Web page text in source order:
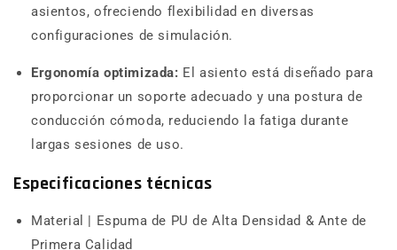
asientos, ofreciendo flexibilidad en diversas
configuraciones de simulación.
Ergonomía optimizada: El asiento está diseñado para
proporcionar un soporte adecuado y una postura de
conducción cómoda, reduciendo la fatiga durante
largas sesiones de uso.
Especificaciones técnicas
Material | Espuma de PU de Alta Densidad & Ante de
Primera Calidad